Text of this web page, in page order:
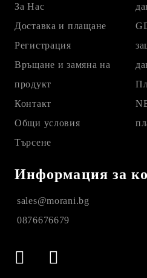
За Нас
Доставка и плащане
Регистрация
Връщане и замяна на
продукт
Контакт
Общи условия
Търсене
Информация за
sales@morani.bg
0876676679